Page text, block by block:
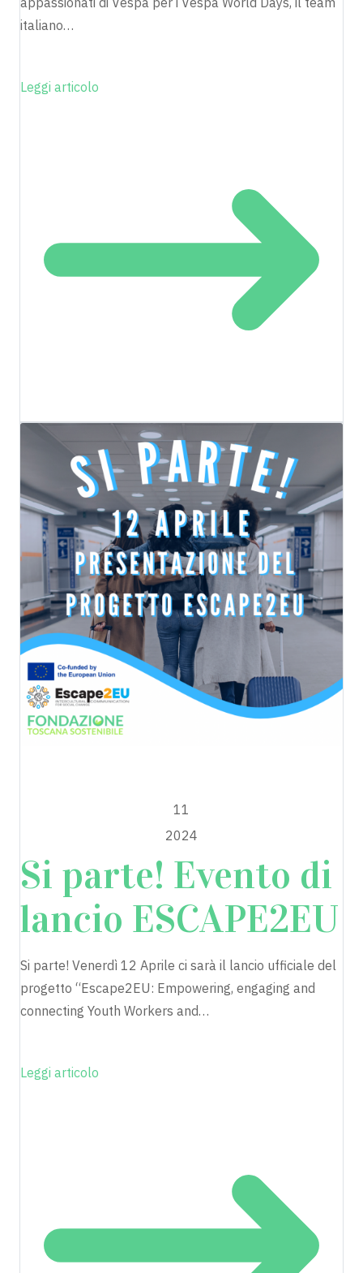
italiano…
Leggi articolo
11
2024
Si parte! Evento di
lancio ESCAPE2EU
Si parte! Venerdì 12 Aprile ci sarà il lancio ufficiale del
progetto “Escape2EU: Empowering, engaging and
connecting Youth Workers and…
Leggi articolo